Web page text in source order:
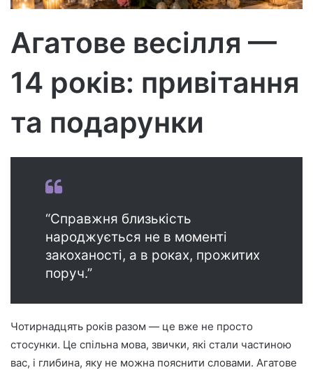
т
о
н
о
о
и
Агатове весілля —
14 років: привітання
та подарунки
“Справжня близькість
народжується не в моменті
закоханості, а в роках, прожитих
поруч.”
Чотирнадцять років разом — це вже не просто
стосунки. Це спільна мова, звички, які стали частиною
вас, і глибина, яку не можна пояснити словами. Агатове